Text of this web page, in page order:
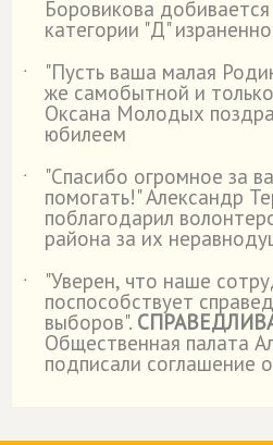
Боровикова добивается
категории "Д"
˙
"Пусть ваша малая
же самобытной и
Оксана Молодых
юбилеем
˙
"Спасибо огромное за
помогать!" Александр
поблагодарил
района за их
˙
"Уверен, что наше
поспособствует
выборов".
Общественная палата
подписали соглашение